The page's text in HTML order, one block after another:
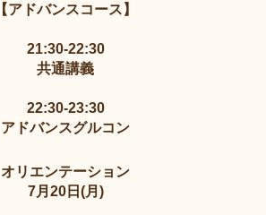
【アドバンスコース】
21:30-22:30
共通講義
22:30-23:30
アドバンスグルコン
オリエンテーション
7月20日(月)